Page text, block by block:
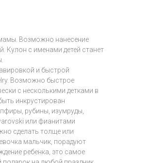
Возможно нанесение
Кулон с именами детей станет
и быстрой
Возможно быстрое
с несколькими детками в
инкрустирован
рубины, изумруды,
или фианитами
сделать толще или
мальчик, порадуют
ребенка, это самое